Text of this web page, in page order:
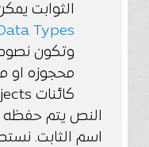
الثوابت
Types
وتكون
كائنات objects او تساوي ثابت اخر.
النص يتم حفظه
اسم الثابت.